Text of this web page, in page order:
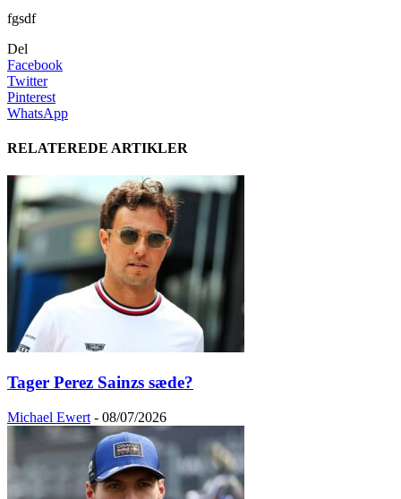
fgsdf
Del
Facebook
Twitter
Pinterest
WhatsApp
RELATEREDE ARTIKLER
Tager Perez Sainzs sæde?
Michael Ewert - 08/07/2026